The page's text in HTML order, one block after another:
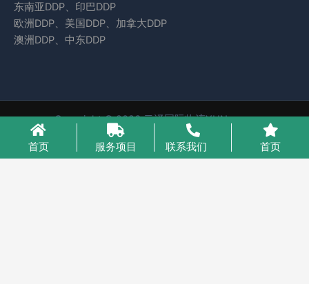
东南亚DDP、印巴DDP
欧洲DDP、美国DDP、加拿大DDP
澳洲DDP、中东DDP
Copyright © 2026 云泽国际物流YUNcargo
粤ICP备2023046221号-1
首页 服务项目 联系我们 首页